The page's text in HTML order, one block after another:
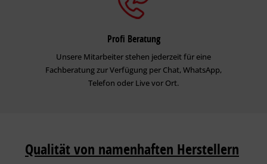
Profi Beratung
Unsere Mitarbeiter stehen jederzeit für eine
Fachberatung zur Verfügung per Chat, WhatsApp,
Telefon oder Live vor Ort.
Qualität von namenhaften Herstellern